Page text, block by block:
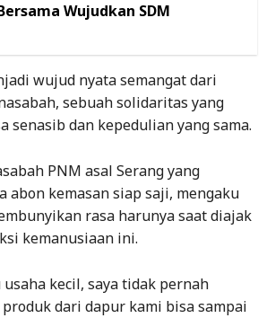
Wujudkan SDM
wujud nyata semangat dari
sebuah solidaritas yang
senasib dan kepedulian yang sama.
PNM asal Serang yang
abon kemasan siap saji, mengaku
rasa harunya saat diajak
kemanusiaan ini.
usaha kecil, saya tidak pernah
dari dapur kami bisa sampai